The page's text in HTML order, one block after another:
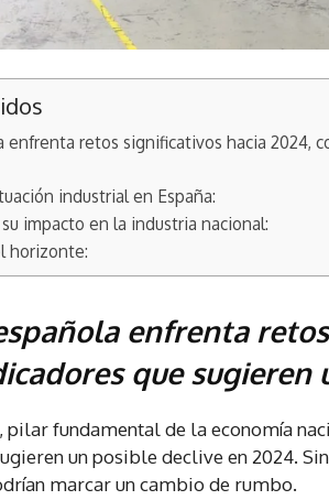
enfrenta retos significativos hacia 2024,
industrial en España:
impacto en la industria nacional:
horizonte:
enfrenta
que sugieren
fundamental de la economía
un posible declive en 2024.
marcar un cambio de rumbo.